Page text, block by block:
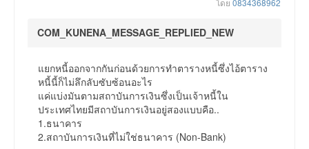
COM_KUNENA_MESSAGE_REPLIED_NEW
แยกหนี้ออกจากกันก่อนด้วยการทำตารางหนี้ซึ่งไอ้ตาราง
หนี้นี้ก็ไม่ลึกลับซับซ้อนอะไร
แค่แบ่งมันตามสถาบันการเงินซึ่งเป็นเจ้าหนี้ใน
ประเทศไทยมีสถาบันการเงินอยู่สองแบบคือ..
1.ธนาคาร
2.สถาบันการเงินที่ไม่ใช่ธนาคาร (Non-Bank)